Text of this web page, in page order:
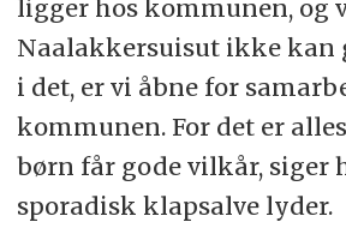
ligger hos kommunen, og
Naalakkersuisut ikke kan
i det, er vi åbne for
kommunen. For det er
børn får gode vilkår, siger
sporadisk klapsalve lyder.